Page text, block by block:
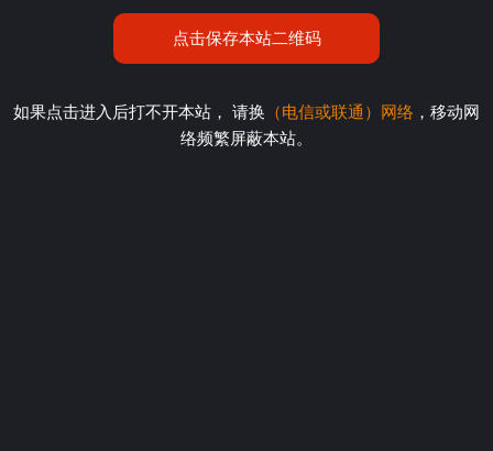
点击保存本站二维码
如果点击进入后打不开本站， 请换 （电信或联通）网络 ，移动网
络频繁屏蔽本站。